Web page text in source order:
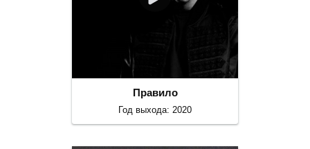
Правило
Год выхода: 2020